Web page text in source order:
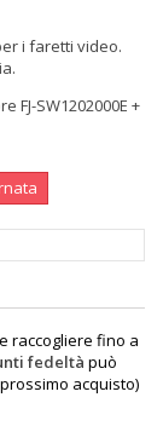
i faretti video.
FJ-SW1202000E +
raccogliere fino a
fedeltà può
acquisto)